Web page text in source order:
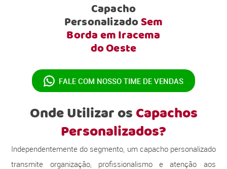
Capacho
PersonalizadoSem
Borda em Iracema
do Oeste
FALE COM NOSSO TIME DE VENDAS
Onde Utilizar osCapachos
Personalizados?
Independentemente do segmento, um capacho personalizado
transmite organização, profissionalismo e atenção aos